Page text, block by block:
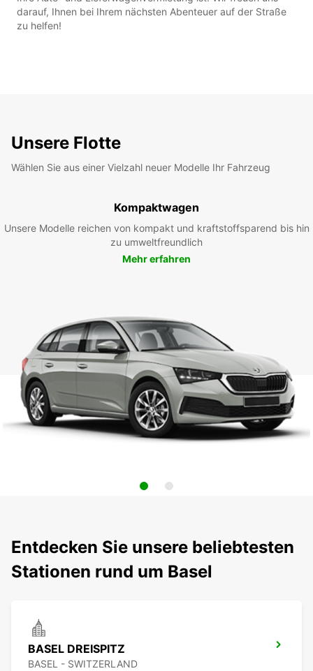
darauf, Ihnen bei Ihrem nächsten Abenteuer auf der Straße
zu helfen!
Unsere Flotte
Wählen Sie aus einer Vielzahl neuer Modelle Ihr Fahrzeug
Kompaktwagen
Unsere Modelle reichen von kompakt und kraftstoffsparend bis hin
zu umweltfreundlich
Mehr erfahren
Entdecken Sie unsere beliebtesten
Stationen rund um Basel
BASEL DREISPITZ
BASEL - SWITZERLAND